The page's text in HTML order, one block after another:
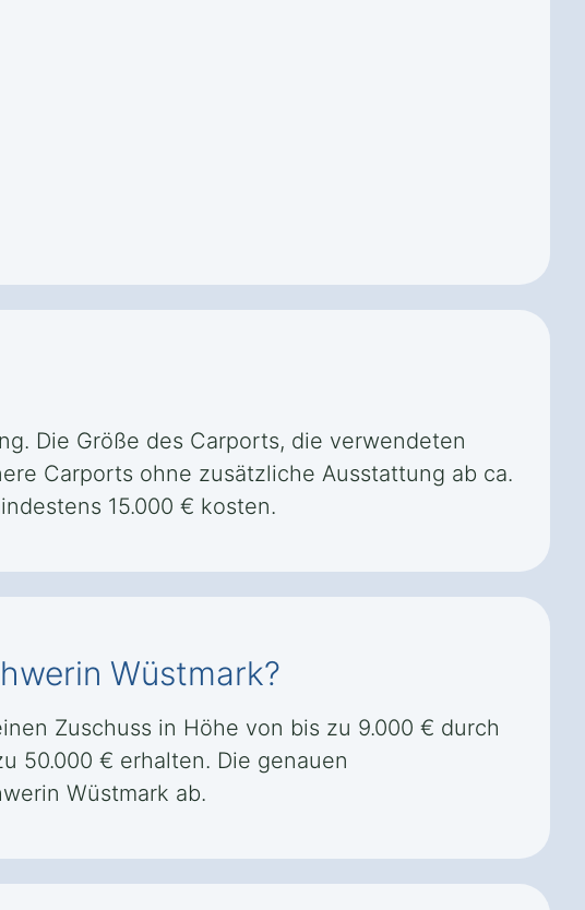
Die Größe des Carports, die verwendeten
Carports ohne zusätzliche Ausstattung ab ca.
15.000 € kosten.
Wüstmark?
Zuschuss in Höhe von bis zu 9.000 € durch
50.000 € erhalten. Die genauen
Wüstmark ab.